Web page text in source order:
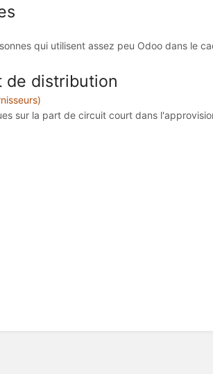
qui utilisent assez peu Odoo dans le
de distribution
sur la part de circuit court dans